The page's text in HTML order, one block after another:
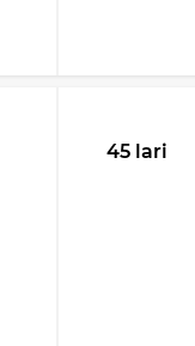
45 lari